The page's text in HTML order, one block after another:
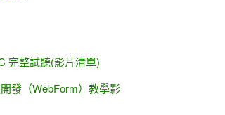
完整試聽(影片清單)
發（WebForm）教學影